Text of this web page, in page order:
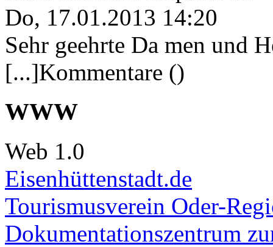
Do, 17.01.2013 14:20
Sehr geehrte Da men und
[...]Kommentare ()
WWW
Web 1.0
Eisenhüttenstadt.de
Tourismusverein Oder-
Dokumentationszentrum